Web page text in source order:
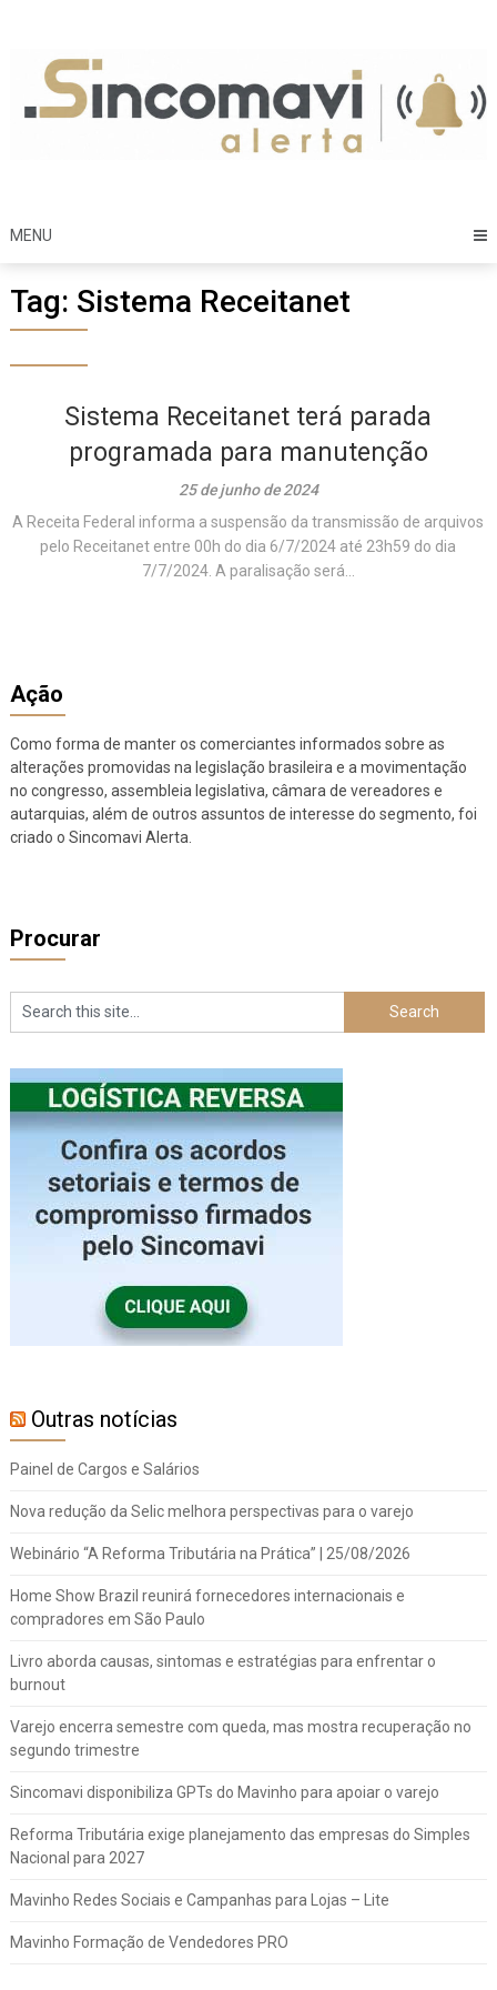
content
MENU
Tag: Sistema Receitanet
Sistema Receitanet terá parada
programada para manutenção
25 de junho de 2024
A Receita Federal informa a suspensão da transmissão de arquivos
pelo Receitanet entre 00h do dia 6/7/2024 até 23h59 do dia
7/7/2024. A paralisação será...
Ação
Como forma de manter os comerciantes informados sobre as
alterações promovidas na legislação brasileira e a movimentação
no congresso, assembleia legislativa, câmara de vereadores e
autarquias, além de outros assuntos de interesse do segmento, foi
criado o Sincomavi Alerta.
Procurar
Outras notícias
Painel de Cargos e Salários
Nova redução da Selic melhora perspectivas para o varejo
Webinário “A Reforma Tributária na Prática” | 25/08/2026
Home Show Brazil reunirá fornecedores internacionais e
compradores em São Paulo
Livro aborda causas, sintomas e estratégias para enfrentar o
burnout
Varejo encerra semestre com queda, mas mostra recuperação no
segundo trimestre
Sincomavi disponibiliza GPTs do Mavinho para apoiar o varejo
Reforma Tributária exige planejamento das empresas do Simples
Nacional para 2027
Mavinho Redes Sociais e Campanhas para Lojas – Lite
Mavinho Formação de Vendedores PRO